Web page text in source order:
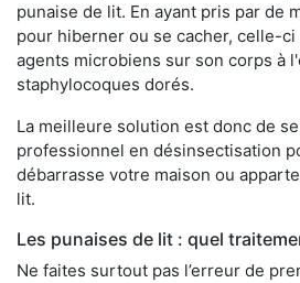
punaise de lit. En ayant pris par de
pour hiberner ou se cacher, celle-
agents microbiens sur son corps à
staphylocoques dorés.
La meilleure solution est donc de
professionnel en désinsectisation
débarrasse votre maison ou
lit.
Les punaises de lit : quel
Ne faites surtout pas l’erreur de